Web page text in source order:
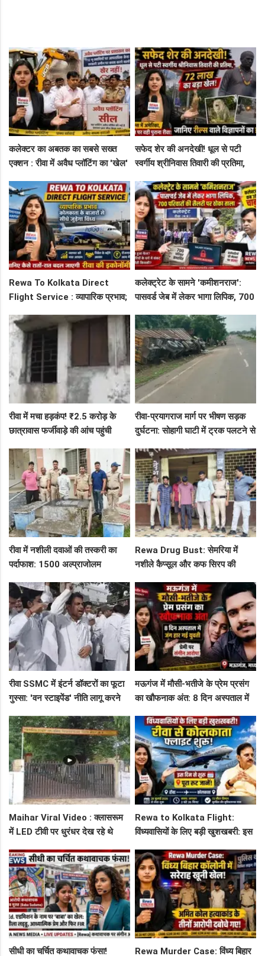
कलेक्टर का अबतक का सबसे सख्त
एक्शन : रीवा में अवैध प्लॉटिंग का 'खेल'
केस, अब सरकारी जमीन पर कब्जा
करने वालों की खैर नहीं!
सफेद शेर की अनदेखी! धूल से पटी
स्वर्गीय श्रीनिवास तिवारी की प्रतिमा,
अमेरिका, ज़मीन पर वही पुराना रीवा!
जानिए रील्स वाले विज्ञापनों का झोल
Rewa To Kolkata Direct
Flight Service : व्यापारिक प्रभाव;
विंध्य, जानिए कैसे रातों-रात बदल जाएगी
रीवा की इकोनॉमी
कलेक्ट्रेट के सामने 'कमीशनराज':
पासवर्ड जेब में लेकर भागा लिपिक, 700
कलेक्टर साहब कब उठेगा चाबुक?
रीवा में मचा हड़कंप! ₹2.5 करोड़ के
छात्रावास फर्जीवाड़े की आंच पहुंची
एक्शन लेटर
रीवा-प्रयागराज मार्ग पर भीषण सड़क
दुर्घटना: सोहागी घाटी में ट्रक पलटने से
अस्पताल में चालक भर्ती
रीवा में नशीली दवाओं की तस्करी का
पर्दाफाश: 1500 अल्प्राजोलम
सप्लाई चेन
Rewa Drug Bust: सेमरिया में
नशीले कैप्सूल और कफ सिरप की
के पीछे
रीवा SSMC में इंटर्न डॉक्टरों का फूटा
गुस्सा: 'वन स्टाइपेंड' नीति लागू करने
छात्र
मऊगंज में मौसी-भतीजे के प्रेम प्रसंग
का खौफनाक अंत: 8 दिन अस्पताल में
आरोप!
Maihar Viral Video : क्लासरूम
में LED टीवी पर धुरंधर देख रहे थे
शिकायत
Rewa to Kolkata Flight:
विंध्यवासियों के लिए बड़ी खुशखबरी: इस
फ्लाइट, जानें पूरा रूट!
सीधी का चर्चित कथावाचक फंसा! Rewa Murder Case: विंध्य बिहार